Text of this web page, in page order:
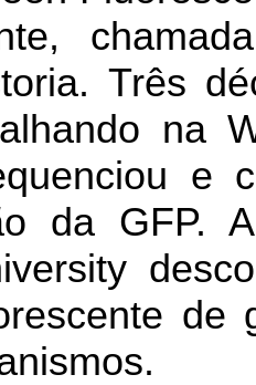
Três
na
e
da GFP.
de